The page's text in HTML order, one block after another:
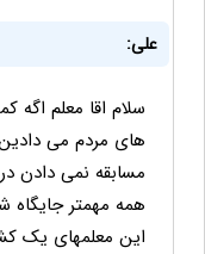
علی:
سلام اقا معلم
های مردم می دادین
مسابقه نمی دادن
همه مهمتر جایگاه
این معلمهای یک